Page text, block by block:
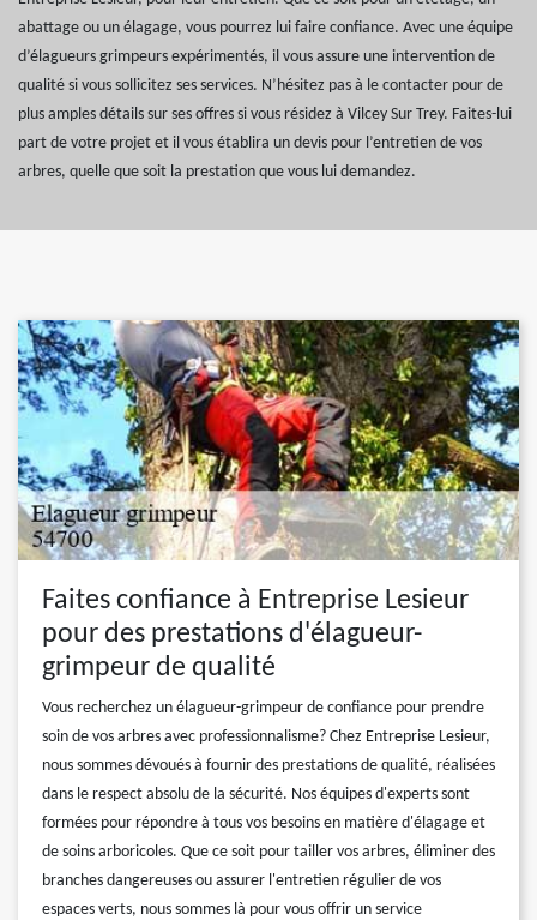
abattage ou un élagage, vous pourrez lui faire confiance. Avec une équipe
d’élagueurs grimpeurs expérimentés, il vous assure une intervention de
qualité si vous sollicitez ses services. N’hésitez pas à le contacter pour de
plus amples détails sur ses offres si vous résidez à Vilcey Sur Trey. Faites-lui
part de votre projet et il vous établira un devis pour l’entretien de vos
arbres, quelle que soit la prestation que vous lui demandez.
Faites confiance à Entreprise Lesieur
pour des prestations d'élagueur-
grimpeur de qualité
Vous recherchez un élagueur-grimpeur de confiance pour prendre
soin de vos arbres avec professionnalisme? Chez Entreprise Lesieur,
nous sommes dévoués à fournir des prestations de qualité, réalisées
dans le respect absolu de la sécurité. Nos équipes d'experts sont
formées pour répondre à tous vos besoins en matière d'élagage et
de soins arboricoles. Que ce soit pour tailler vos arbres, éliminer des
branches dangereuses ou assurer l'entretien régulier de vos
espaces verts, nous sommes là pour vous offrir un service